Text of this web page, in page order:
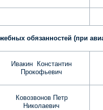
обязанностей (при
Ивакин Константин
Прокофьевич
Ковозвонов Петр
Николаевич